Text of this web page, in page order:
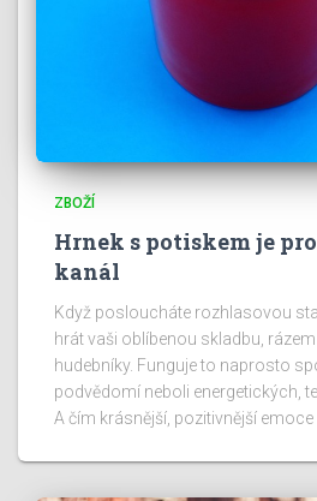
ZBOŽÍ
Hrnek s potiskem je
kanál
Když posloucháte rozhlasovou
hrát vaši oblíbenou skladbu,
hudebníky. Funguje to naprosto
podvědomí neboli energetických,
A čím krásnější, pozitivnější emoce